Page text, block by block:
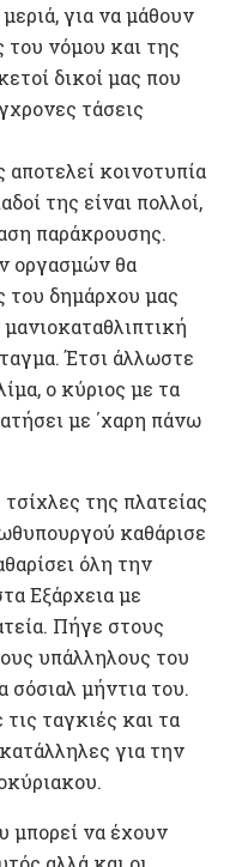
για να μάθουν
του νόμου και της
δικοί μας που
τάσεις
κοινοτυπία
της είναι πολλοί,
παράκρουσης.
οργασμών θα
του δημάρχου μας
Έτσι άλλωστε
ο κύριος με τα
με ΄χαρη πάνω
της πλατείας
καθάρισε
όλη την
Εξάρχεια με
Πήγε στους
υπάλληλους του
μήντια του.
ταγκιές και τα
για την
μπορεί να έχουν